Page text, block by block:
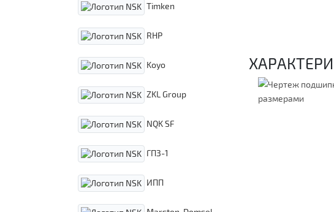
Timken
RHP
Koyo
ZKL Group
NQK SF
ГПЗ-1
ИПП